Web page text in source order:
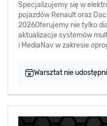
Specjalizujemy się w
pojazdów Renault oraz
2026Oferujemy nie tylko
aktualizacje systemów
i MediaNav w zakresie
Warsztat nie